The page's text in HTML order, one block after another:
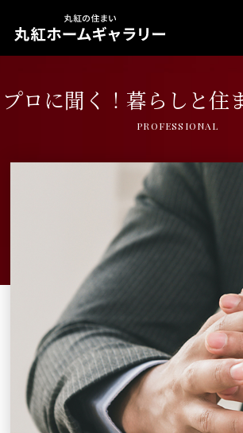
プロに聞く！暮らしと住
PROFESSIONAL